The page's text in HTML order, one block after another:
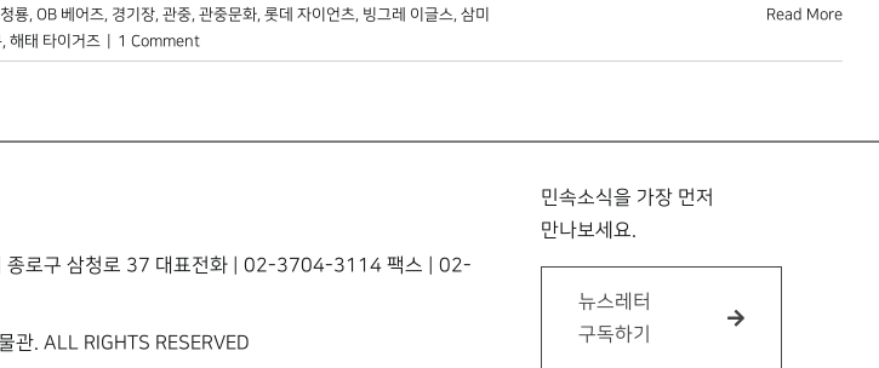
룡, OB 베어즈, 경기장, 관중, 관중문화, 롯데 자이언츠, 빙그레 이글스, 삼미
, 해태 타이거즈 1 Comment
Read More
종로구 삼청로 37 대표전화 | 02-3704-3114 팩스 | 02-
. ALL RIGHTS RESERVED
민속소식을 가장 먼저
만나보세요.
뉴스레터
구독하기